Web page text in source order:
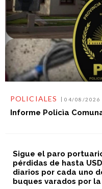
POLICIALES 04/08/2026
Informe Policìa
Sigue el paro
pérdidas de hasta
diarios por cada uno
buques varados por